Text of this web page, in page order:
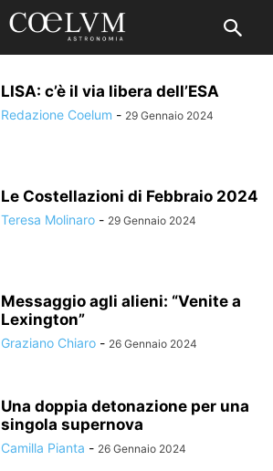
LISA: c’è il via libera dell’ESA
Redazione Coelum - 29 Gennaio 2024
Le Costellazioni di Febbraio 2024
Teresa Molinaro - 29 Gennaio 2024
Messaggio agli alieni: “Venite a
Lexington”
Graziano Chiaro - 26 Gennaio 2024
Una doppia detonazione per una
singola supernova
Camilla Pianta - 26 Gennaio 2024